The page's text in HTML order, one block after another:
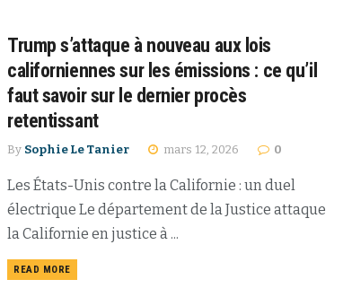
Trump s’attaque à nouveau aux lois
californiennes sur les émissions : ce qu’il
faut savoir sur le dernier procès
retentissant
By Sophie Le Tanier mars 12, 2026 0
Les États-Unis contre la Californie : un duel
électrique Le département de la Justice attaque
la Californie en justice à ...
READ MORE